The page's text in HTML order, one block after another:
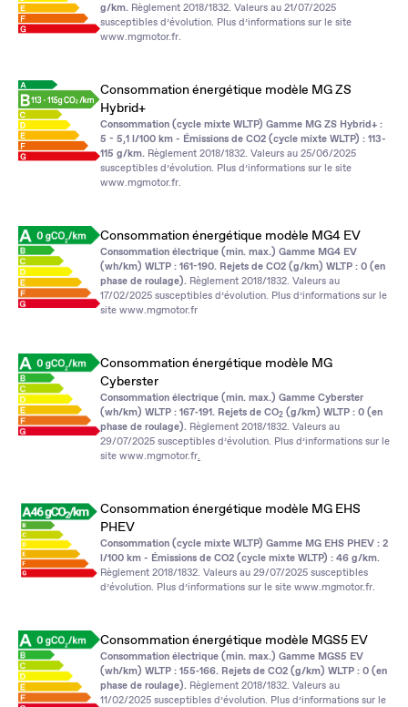
g/km. Règlement 2018/1832. Valeurs au 21/07/2025
susceptibles d’évolution. Plus d’informations sur le site
www.mgmotor.fr.
Consommation énergétique modèle MG ZS
Hybrid+
Consommation (cycle mixte WLTP) Gamme MG ZS Hybrid+ :
5 - 5,1 l/100 km - Émissions de CO2 (cycle mixte WLTP) : 113-
115 g/km. Règlement 2018/1832. Valeurs au 25/06/2025
susceptibles d’évolution. Plus d’informations sur le site
www.mgmotor.fr.
Consommation énergétique modèle MG4 EV
Consommation électrique (min. max.) Gamme MG4 EV
(wh/km) WLTP : 161-190. Rejets de CO2 (g/km) WLTP : 0 (en
phase de roulage). Règlement 2018/1832. Valeurs au
17/02/2025 susceptibles d’évolution. Plus d’informations sur le
site www.mgmotor.fr
Consommation énergétique modèle MG
Cyberster
Consommation électrique (min. max.) Gamme Cyberster
(wh/km) WLTP : 167‑191. Rejets de CO2 (g/km) WLTP : 0 (en
phase de roulage). Règlement 2018/1832. Valeurs au
29/07/2025 susceptibles d’évolution. Plus d’informations sur le
site www.mgmotor.fr.
Consommation énergétique modèle MG EHS
PHEV
Consommation (cycle mixte WLTP) Gamme MG EHS PHEV : 2
l/100 km - Émissions de CO2 (cycle mixte WLTP) : 46 g/km.
Règlement 2018/1832. Valeurs au 29/07/2025 susceptibles
d’évolution. Plus d’informations sur le site www.mgmotor.fr.
Consommation énergétique modèle MGS5 EV
Consommation électrique (min. max.) Gamme MGS5 EV
(wh/km) WLTP : 155‑166. Rejets de CO2 (g/km) WLTP : 0 (en
phase de roulage). Règlement 2018/1832. Valeurs au
11/02/2025 susceptibles d’évolution. Plus d’informations sur le